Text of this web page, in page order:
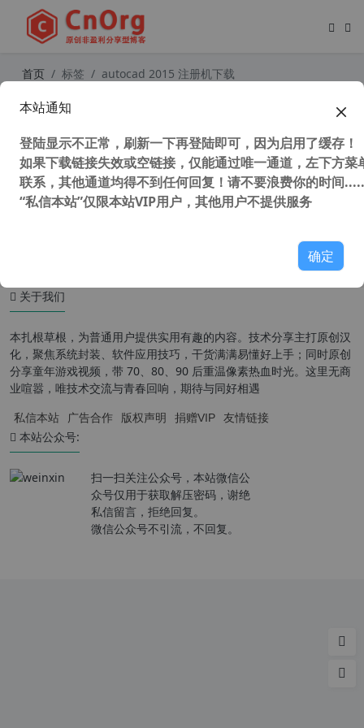
首页 标签 autocad 2015 注册机下载
程)
关于我们
本扎根草根，为普通用户提供实用有趣的内容。技术分享主打原创汉
化，聚焦系统封装、软件应用技巧，干货满满易懂好上手；同时原创
分享童年游戏视频，带 70、80、90 后重温像素热血时光。这里无商
业喧嚣，唯技术交流与青春回响，期待与同好相遇
私信本站 广告合作 版权声明 捐赠VIP 友情链接
本站公众号:
扫一扫关注公众号，本站微信公
众号仅用于获取解压密码，谢绝
私信留言，拒绝回复。
微信公众号不引流，不回复。
本站通知
登陆显示不正常，刷新一下再登陆即可，因为启用了缓存！
如果下载链接失效或空链接，仅能通过唯一通道，左下方菜
联系，其他通道均得不到任何回复！请不要浪费你的时间
“私信本站”仅限本站VIP用户，其他用户不提供服务
确定